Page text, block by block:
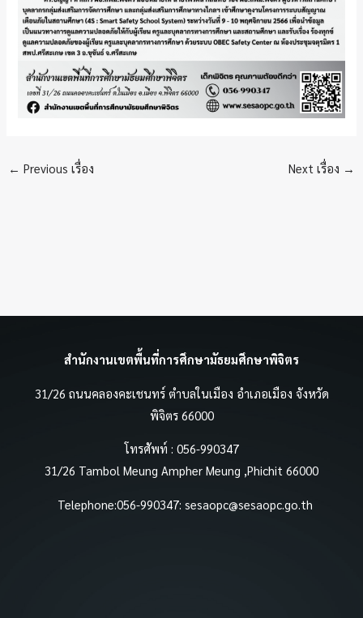
← Previous เรื่อง Next เรื่อง →
สำนักงานเขตพื้นที่การศึกษามัธยมศึกษาพิจิตร
31/26 ถนนคลองคะเชนทร์ ตำบลในเมือง อำเภอเมือง จังหวัด
พิจิตร 66000
โทรศัพท์ : 056-990347
31/26 Tambol Meung Ampher Meung ,Phichit 66000
Telephone:056-990347: sesaopc@sesaopc.go.th